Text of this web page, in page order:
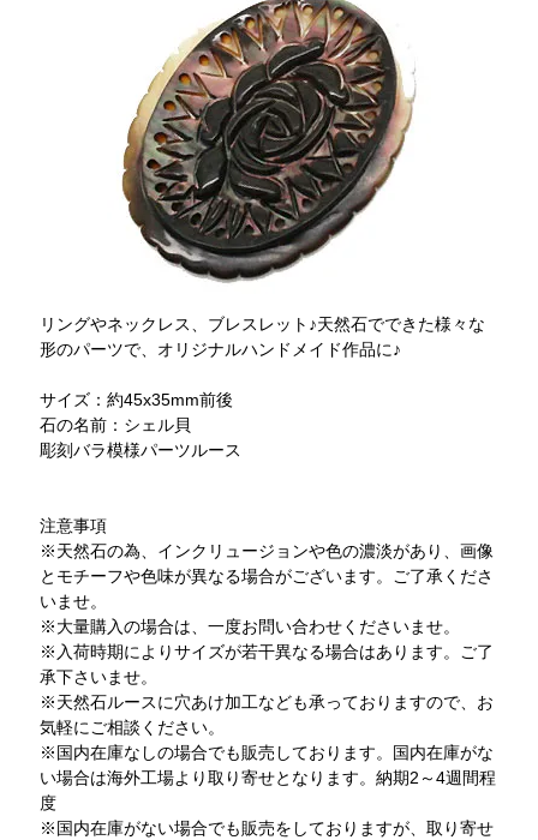
リングやネックレス、ブレスレット♪天然石でできた様々な
形のパーツで、オリジナルハンドメイド作品に♪
サイズ：約45x35mm前後
石の名前：シェル貝
彫刻バラ模様パーツルース
注意事項
※天然石の為、インクリュージョンや色の濃淡があり、画像
とモチーフや色味が異なる場合がございます。ご了承くださ
いませ。
※大量購入の場合は、一度お問い合わせくださいませ。
※入荷時期によりサイズが若干異なる場合はあります。ご了
承下さいませ。
※天然石ルースに穴あけ加工なども承っておりますので、お
気軽にご相談ください。
※国内在庫なしの場合でも販売しております。国内在庫がな
い場合は海外工場より取り寄せとなります。納期2～4週間程
度
※国内在庫がない場合でも販売をしておりますが、取り寄せ